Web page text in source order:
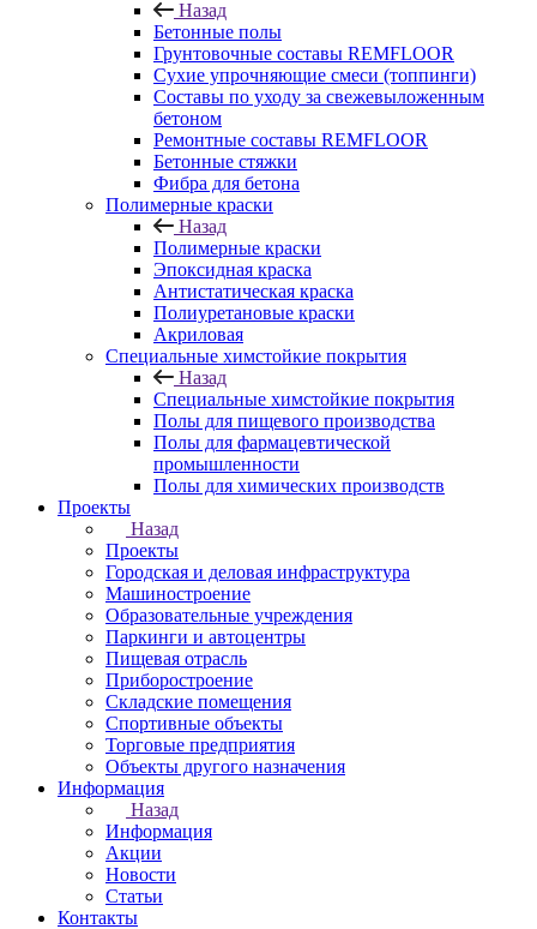
Назад
Бетонные полы
Грунтовочные составы REMFLOOR
Сухие упрочняющие смеси (топпинги)
Составы по уходу за свежевыложенным
бетоном
Ремонтные составы REMFLOOR
Бетонные стяжки
Фибра для бетона
Полимерные краски
Назад
Полимерные краски
Эпоксидная краска
Антистатическая краска
Полиуретановые краски
Акриловая
Специальные химстойкие покрытия
Назад
Специальные химстойкие покрытия
Полы для пищевого производства
Полы для фармацевтической
промышленности
Полы для химических производств
Проекты
Назад
Проекты
Городская и деловая инфраструктура
Машиностроение
Образовательные учреждения
Паркинги и автоцентры
Пищевая отрасль
Приборостроение
Складские помещения
Спортивные объекты
Торговые предприятия
Объекты другого назначения
Информация
Назад
Информация
Акции
Новости
Статьи
Контакты